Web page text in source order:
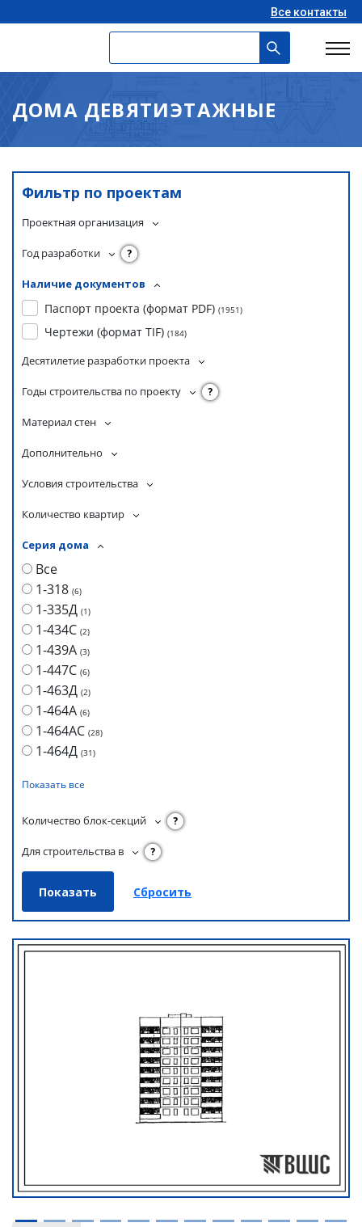
Все контакты
ДОМА ДЕВЯТИЭТАЖНЫЕ
Фильтр по проектам
Проектная организация
Год разработки ?
Наличие документов
Паспорт проекта (формат PDF) (1951)
Чертежи (формат TIF) (184)
Десятилетие разработки проекта
Годы строительства по проекту ?
Материал стен
Дополнительно
Условия строительства
Количество квартир
Серия дома
Все
1-318 (6)
1-335Д (1)
1-434С (2)
1-439А (3)
1-447С (6)
1-463Д (2)
1-464А (6)
1-464АС (28)
1-464Д (31)
Показать все
Количество блок-секций ?
Для строительства в ?